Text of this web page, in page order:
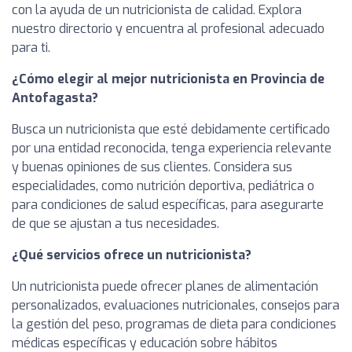
con la ayuda de un nutricionista de calidad. Explora
nuestro directorio y encuentra al profesional adecuado
para ti.
¿Cómo elegir al mejor nutricionista en Provincia de
Antofagasta?
Busca un nutricionista que esté debidamente certificado
por una entidad reconocida, tenga experiencia relevante
y buenas opiniones de sus clientes. Considera sus
especialidades, como nutrición deportiva, pediátrica o
para condiciones de salud específicas, para asegurarte
de que se ajustan a tus necesidades.
¿Qué servicios ofrece un nutricionista?
Un nutricionista puede ofrecer planes de alimentación
personalizados, evaluaciones nutricionales, consejos para
la gestión del peso, programas de dieta para condiciones
médicas específicas y educación sobre hábitos